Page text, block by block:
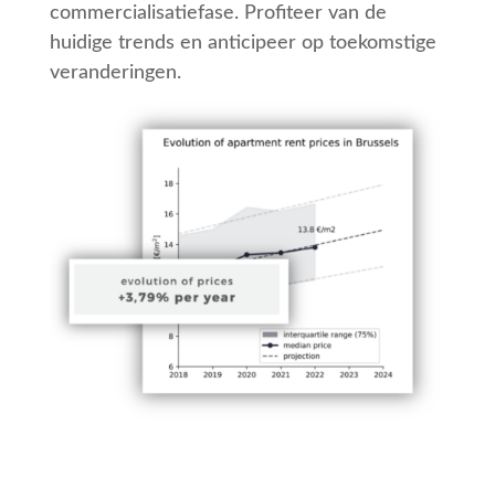
commercialisatiefase. Profiteer van de
huidige trends en anticipeer op toekomstige
veranderingen.